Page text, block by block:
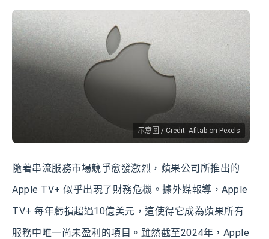
示意圖 / Credit: Afitab on Pexels
隨著串流服務市場競爭愈發激烈，蘋果公司所推出的
Apple TV+ 似乎出現了財務危機。據外媒報導，Apple
TV+ 每年虧損超過10億美元，這使得它成為蘋果所有
服務中唯一尚未盈利的項目。雖然截至2024年，Apple